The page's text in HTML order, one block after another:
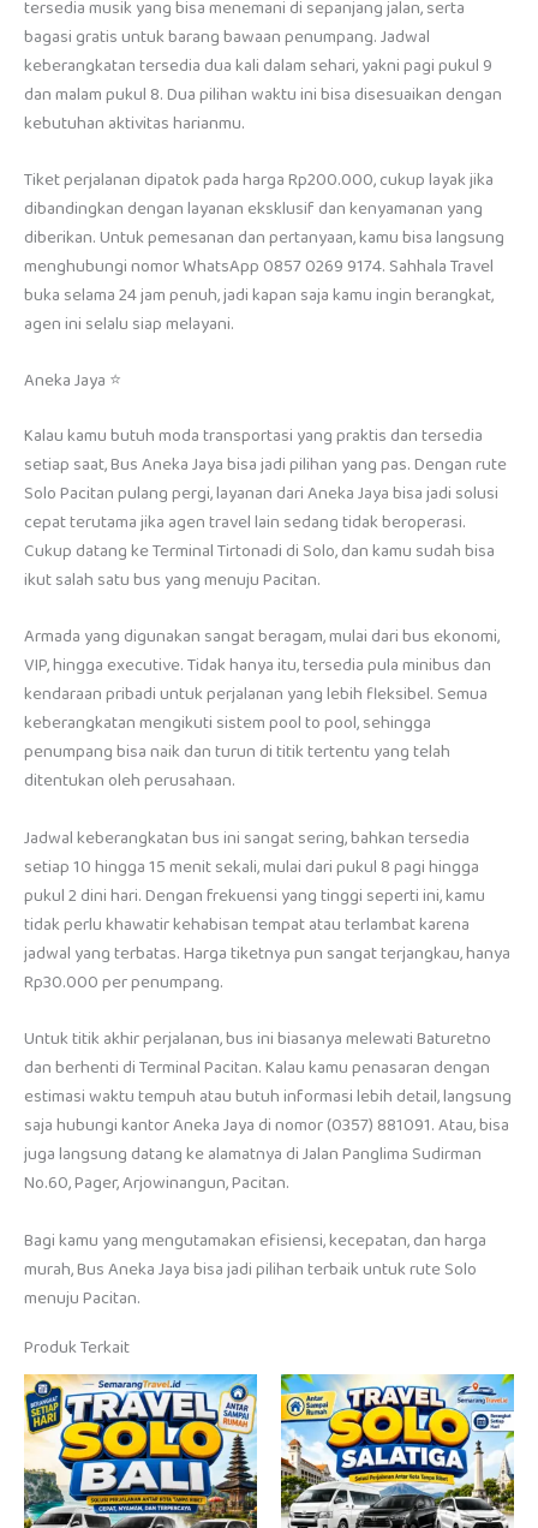
tersedia musik yang bisa menemani di sepanjang jalan, serta
bagasi gratis untuk barang bawaan penumpang. Jadwal
keberangkatan tersedia dua kali dalam sehari, yakni pagi pukul 9
dan malam pukul 8. Dua pilihan waktu ini bisa disesuaikan dengan
kebutuhan aktivitas harianmu.
Tiket perjalanan dipatok pada harga Rp200.000, cukup layak jika
dibandingkan dengan layanan eksklusif dan kenyamanan yang
diberikan. Untuk pemesanan dan pertanyaan, kamu bisa langsung
menghubungi nomor WhatsApp 0857 0269 9174. Sahhala Travel
buka selama 24 jam penuh, jadi kapan saja kamu ingin berangkat,
agen ini selalu siap melayani.
Aneka Jaya ⭐
Kalau kamu butuh moda transportasi yang praktis dan tersedia
setiap saat, Bus Aneka Jaya bisa jadi pilihan yang pas. Dengan rute
Solo Pacitan pulang pergi, layanan dari Aneka Jaya bisa jadi solusi
cepat terutama jika agen travel lain sedang tidak beroperasi.
Cukup datang ke Terminal Tirtonadi di Solo, dan kamu sudah bisa
ikut salah satu bus yang menuju Pacitan.
Armada yang digunakan sangat beragam, mulai dari bus ekonomi,
VIP, hingga executive. Tidak hanya itu, tersedia pula minibus dan
kendaraan pribadi untuk perjalanan yang lebih fleksibel. Semua
keberangkatan mengikuti sistem pool to pool, sehingga
penumpang bisa naik dan turun di titik tertentu yang telah
ditentukan oleh perusahaan.
Jadwal keberangkatan bus ini sangat sering, bahkan tersedia
setiap 10 hingga 15 menit sekali, mulai dari pukul 8 pagi hingga
pukul 2 dini hari. Dengan frekuensi yang tinggi seperti ini, kamu
tidak perlu khawatir kehabisan tempat atau terlambat karena
jadwal yang terbatas. Harga tiketnya pun sangat terjangkau, hanya
Rp30.000 per penumpang.
Untuk titik akhir perjalanan, bus ini biasanya melewati Baturetno
dan berhenti di Terminal Pacitan. Kalau kamu penasaran dengan
estimasi waktu tempuh atau butuh informasi lebih detail, langsung
saja hubungi kantor Aneka Jaya di nomor (0357) 881091. Atau, bisa
juga langsung datang ke alamatnya di Jalan Panglima Sudirman
No.60, Pager, Arjowinangun, Pacitan.
Bagi kamu yang mengutamakan efisiensi, kecepatan, dan harga
murah, Bus Aneka Jaya bisa jadi pilihan terbaik untuk rute Solo
menuju Pacitan.
Produk Terkait